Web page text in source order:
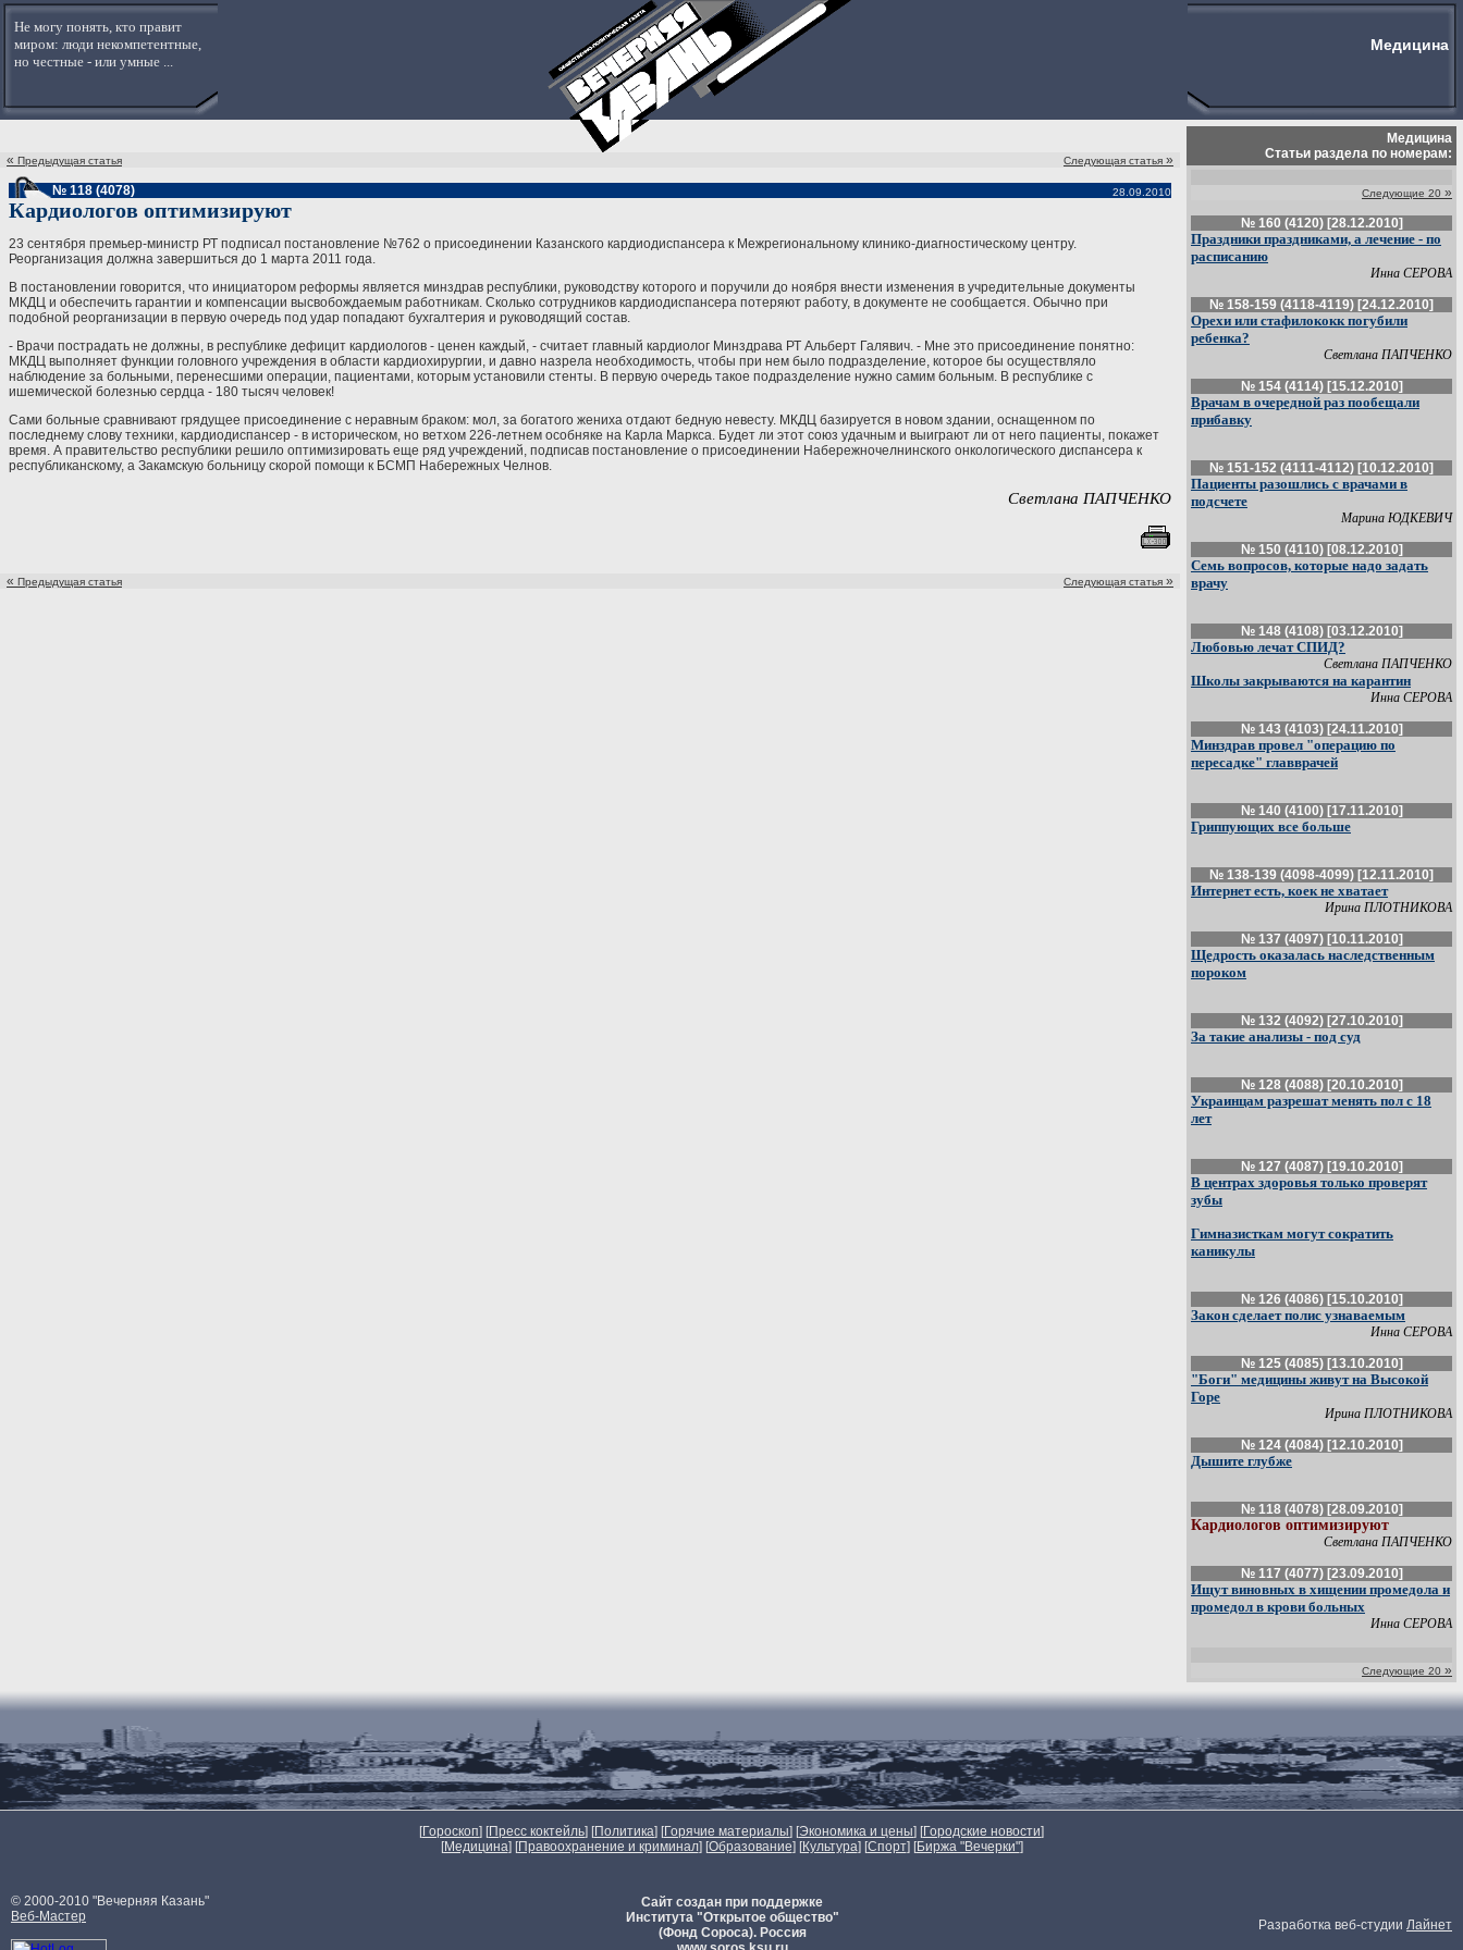
Не могу понять, кто правит
миром: люди некомпетентные,
но честные - или умные ...
Медицина
« Предыдущая статья Следующая статья »
№ 118 (4078)
28.09.2010
Кардиологов оптимизируют
23 сентября премьер-министр РТ подписал постановление №762 о присоединении Казанского кардиодиспансера к Межрегиональному клинико-диагностическому центру.
Реорганизация должна завершиться до 1 марта 2011 года.
В постановлении говорится, что инициатором реформы является минздрав республики, руководству которого и поручили до ноября внести изменения в учредительные документы
МКДЦ и обеспечить гарантии и компенсации высвобождаемым работникам. Сколько сотрудников кардиодиспансера потеряют работу, в документе не сообщается. Обычно при
подобной реорганизации в первую очередь под удар попадают бухгалтерия и руководящий состав.
- Врачи пострадать не должны, в республике дефицит кардиологов - ценен каждый, - считает главный кардиолог Минздрава РТ Альберт Галявич. - Мне это присоединение понятно:
МКДЦ выполняет функции головного учреждения в области кардиохирургии, и давно назрела необходимость, чтобы при нем было подразделение, которое бы осуществляло
наблюдение за больными, перенесшими операции, пациентами, которым установили стенты. В первую очередь такое подразделение нужно самим больным. В республике с
ишемической болезнью сердца - 180 тысяч человек!
Сами больные сравнивают грядущее присоединение с неравным браком: мол, за богатого жениха отдают бедную невесту. МКДЦ базируется в новом здании, оснащенном по
последнему слову техники, кардиодиспансер - в историческом, но ветхом 226-летнем особняке на Карла Маркса. Будет ли этот союз удачным и выиграют ли от него пациенты, покажет
время. А правительство республики решило оптимизировать еще ряд учреждений, подписав постановление о присоединении Набережночелнинского онкологического диспансера к
республиканскому, а Закамскую больницу скорой помощи к БСМП Набережных Челнов.
Светлана ПАПЧЕНКО
« Предыдущая статья Следующая статья »
Медицина
Статьи раздела по номерам:
Следующие 20 »
№ 160 (4120) [28.12.2010]
Праздники праздниками, а лечение - по
расписанию
Инна СЕРОВА
№ 158-159 (4118-4119) [24.12.2010]
Орехи или стафилококк погубили
ребенка?
Светлана ПАПЧЕНКО
№ 154 (4114) [15.12.2010]
Врачам в очередной раз пообещали
прибавку
№ 151-152 (4111-4112) [10.12.2010]
Пациенты разошлись с врачами в
подсчете
Марина ЮДКЕВИЧ
№ 150 (4110) [08.12.2010]
Семь вопросов, которые надо задать
врачу
№ 148 (4108) [03.12.2010]
Любовью лечат СПИД?
Светлана ПАПЧЕНКО
Школы закрываются на карантин
Инна СЕРОВА
№ 143 (4103) [24.11.2010]
Минздрав провел "операцию по
пересадке" главврачей
№ 140 (4100) [17.11.2010]
Гриппующих все больше
№ 138-139 (4098-4099) [12.11.2010]
Интернет есть, коек не хватает
Ирина ПЛОТНИКОВА
№ 137 (4097) [10.11.2010]
Щедрость оказалась наследственным
пороком
№ 132 (4092) [27.10.2010]
За такие анализы - под суд
№ 128 (4088) [20.10.2010]
Украинцам разрешат менять пол с 18
лет
№ 127 (4087) [19.10.2010]
В центрах здоровья только проверят
зубы
Гимназисткам могут сократить
каникулы
№ 126 (4086) [15.10.2010]
Закон сделает полис узнаваемым
Инна СЕРОВА
№ 125 (4085) [13.10.2010]
"Боги" медицины живут на Высокой
Горе
Ирина ПЛОТНИКОВА
№ 124 (4084) [12.10.2010]
Дышите глубже
№ 118 (4078) [28.09.2010]
Кардиологов оптимизируют
Светлана ПАПЧЕНКО
№ 117 (4077) [23.09.2010]
Ищут виновных в хищении промедола и
промедол в крови больных
Инна СЕРОВА
Следующие 20 »
[Гороскоп] [Пресс коктейль] [Политика] [Горячие материалы] [Экономика и цены] [Городские новости]
[Медицина] [Правоохранение и криминал] [Образование] [Культура] [Спорт] [Биржа "Вечерки"]
© 2000-2010 "Вечерняя Казань"
Веб-Мастер
Сайт создан при поддержке
Института "Открытое общество"
(Фонд Сороса). Россия
Разработка веб-студии Лайнет